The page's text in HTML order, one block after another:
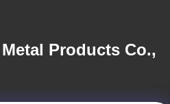
Products Co.,